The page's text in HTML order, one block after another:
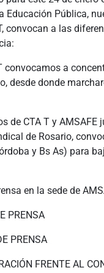
Educación Pública,
convocan a las
convocamos a
desde donde
de CTA T y
de Rosario,
y Bs As) para
en la sede de
PRENSA
PRENSA
FRENTE AL